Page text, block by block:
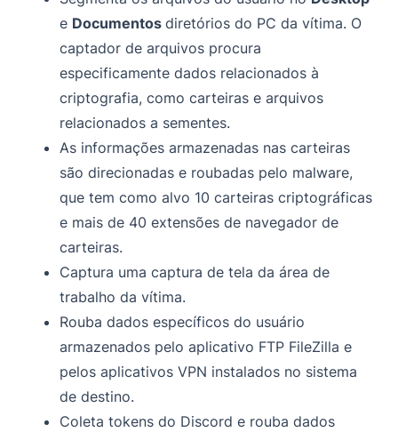
e Documentosdiretórios do PC da vítima. O
captador de arquivos procura
especificamente dados relacionados à
criptografia, como carteiras e arquivos
relacionados a sementes.
As informações armazenadas nas carteiras
são direcionadas e roubadas pelo malware,
que tem como alvo 10 carteiras criptográficas
e mais de 40 extensões de navegador de
carteiras.
Captura uma captura de tela da área de
trabalho da vítima.
Rouba dados específicos do usuário
armazenados pelo aplicativo FTP FileZilla e
pelos aplicativos VPN instalados no sistema
de destino.
Coleta tokens do Discord e rouba dados